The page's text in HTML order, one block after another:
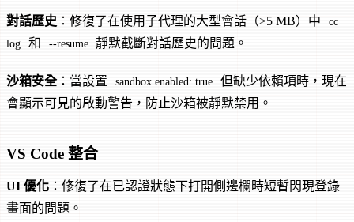
對話歷史 ：修復了在使用子代理的大型會話（>5 MB）中
cc
log
和 --resume 靜默截斷對話歷史的問題。
沙箱安全：當設置 sandbox.enabled: true
但缺少依賴項時，現在
會顯示可見的啟動警告，防止沙箱被靜默禁用。
VS Code 整合
UI 優化 ：修復了在已認證狀態下打開側邊欄時短暫閃現登錄
畫面的問題。